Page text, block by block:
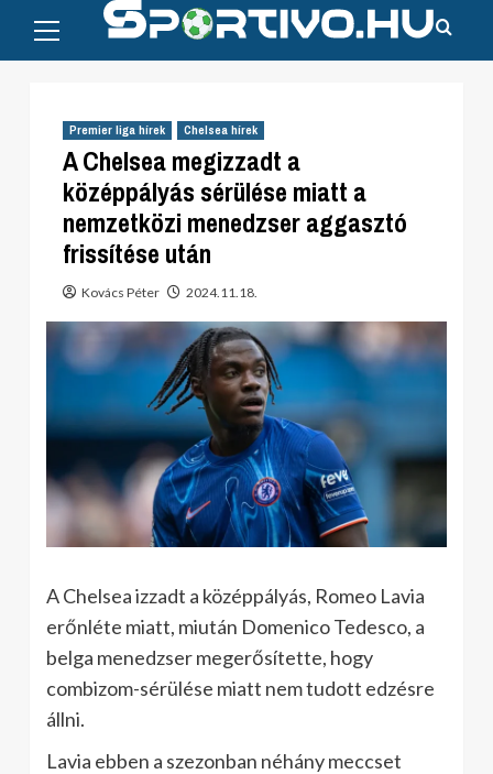
content
Menu
Premier liga hírek Chelsea hírek
A Chelsea megizzadt a
középpályás sérülése miatt a
nemzetközi menedzser aggasztó
frissítése után
Kovács Péter 2024.11.18.
A Chelsea izzadt a középpályás, Romeo Lavia
erőnléte miatt, miután Domenico Tedesco, a
belga menedzser megerősítette, hogy
combizom-sérülése miatt nem tudott edzésre
állni.
Lavia ebben a szezonban néhány meccset